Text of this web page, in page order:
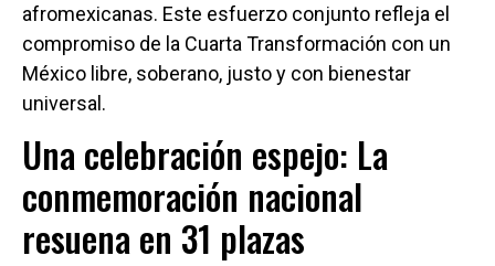
afromexicanas. Este esfuerzo conjunto refleja el
compromiso de la Cuarta Transformación con un
México libre, soberano, justo y con bienestar
universal.
Una celebración espejo: La
conmemoración nacional
resuena en 31 plazas